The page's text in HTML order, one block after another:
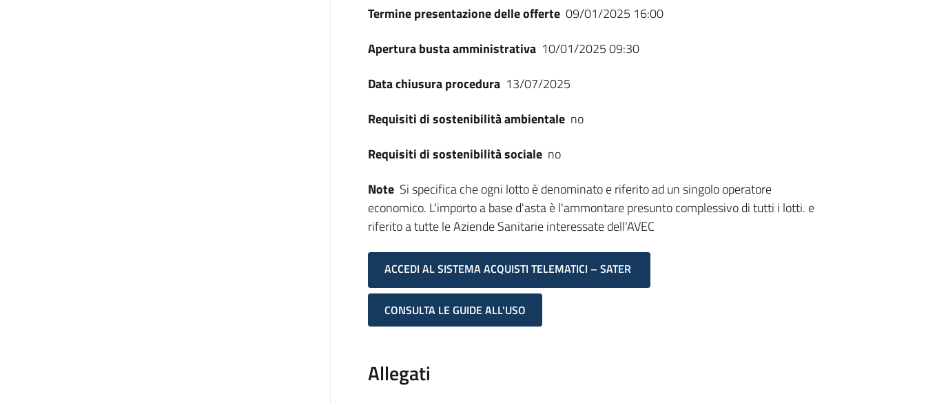
Termine presentazione delle offerte 09/01/2025 16:00
Apertura busta amministrativa 10/01/2025 09:30
Data chiusura procedura 13/07/2025
Requisiti di sostenibilità ambientale no
Requisiti di sostenibilità sociale no
Note Si specifica che ogni lotto è denominato e riferito ad un singolo operatore
economico. L'importo a base d'asta è l'ammontare presunto complessivo di tutti i lotti. e
riferito a tutte le Aziende Sanitarie interessate dell'AVEC
ACCEDI AL SISTEMA ACQUISTI TELEMATICI – SATER
CONSULTA LE GUIDE ALL'USO
Allegati